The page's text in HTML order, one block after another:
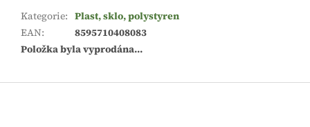
Kategorie: Plast, sklo, polystyren
EAN:
8595710408083
Položka byla vyprodána…